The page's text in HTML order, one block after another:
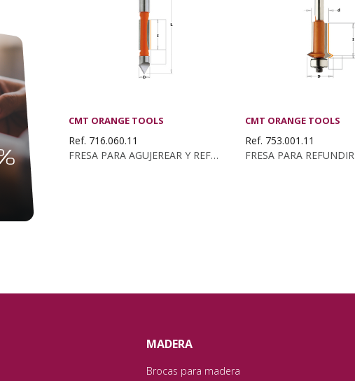
CMT ORANGE TOOLS
Ref. 716.060.11
FRESA PARA AGUJEREAR Y REFUNDIR HM S:6 D:6X19...
CMT ORANGE TOOLS
Ref. 753.001.11
MADERA
Brocas para madera